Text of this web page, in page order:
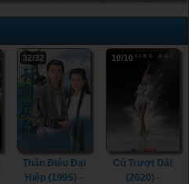
32/32
Thần Điêu Đại
Hiệp (1995) -
10/10
Cú Trượt Dài
(2020) -